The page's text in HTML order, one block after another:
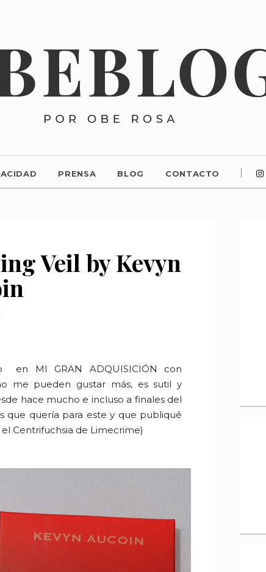
PRENSA BLOG CONTACTO
Veil by Kevyn
en MI GRAN ADQUISICIÓN con
me pueden gustar más, es sutil y
hace mucho e incluso a finales del
que quería para este y que publiqué
Centrifuchsia de Limecrime)